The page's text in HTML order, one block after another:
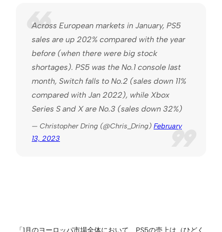
Across European markets in January, PS5
sales are up 202% compared with the year
before (when there were big stock
shortages). PS5 was the No.1 console last
month, Switch falls to No.2 (sales down 11%
compared with Jan 2022), while Xbox
Series S and X are No.3 (sales down 32%)
— Christopher Dring (@Chris_Dring) February
13, 2023
「1月のヨーロッパ市場全体において、PS5の売上は（ひどく